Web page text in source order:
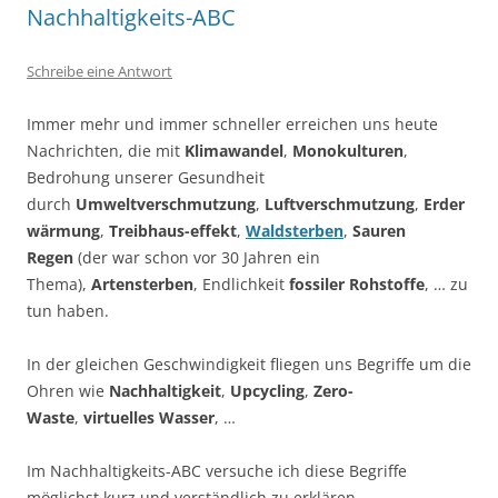
Nachhaltigkeits-ABC
Schreibe eine Antwort
Immer mehr und immer schneller erreichen uns heute
Nachrichten, die mit Klimawandel, Monokulturen,
Bedrohung unserer Gesundheit
durch Umweltverschmutzung, Luftverschmutzung, Erder
wärmung, Treibhaus-effekt, Waldsterben, Sauren
Regen (der war schon vor 30 Jahren ein
Thema), Artensterben, Endlichkeit fossiler Rohstoffe, … zu
tun haben.
In der gleichen Geschwindigkeit fliegen uns Begriffe um die
Ohren wie Nachhaltigkeit, Upcycling, Zero-
Waste, virtuelles Wasser, …
Im Nachhaltigkeits-ABC versuche ich diese Begriffe